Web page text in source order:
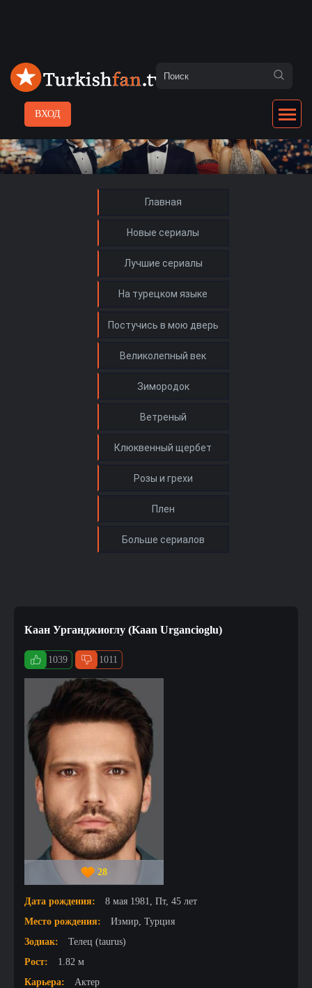
ВХОД
Главная
Новые сериалы
Лучшие сериалы
На турецком языке
Каан Урганджиоглу (Kaan Urgancioglu)
1039 1011
28
Дата рождения:
8 мая 1981, Пт, 45 лет
Место рождения:
Измир, Турция
Зодиак:
Телец (taurus)
Рост:
1.82 м
Карьера:
Актер